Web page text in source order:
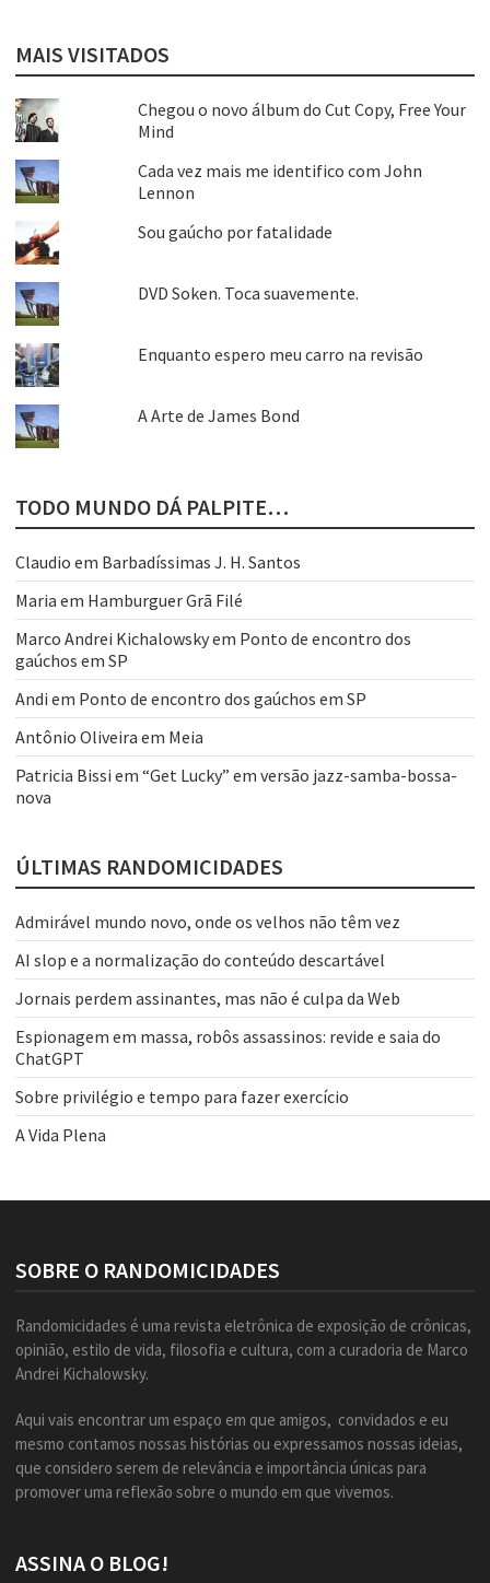
MAIS VISITADOS
Chegou o novo álbum do Cut Copy, Free Your
Mind
Cada vez mais me identifico com John
Lennon
Sou gaúcho por fatalidade
DVD Soken. Toca suavemente.
Enquanto espero meu carro na revisão
A Arte de James Bond
TODO MUNDO DÁ PALPITE…
Claudio em Barbadíssimas J. H. Santos
Maria em Hamburguer Grã Filé
Marco Andrei Kichalowskyem Ponto de encontro dos
gaúchos em SP
Andi em Ponto de encontro dos gaúchos em SP
Antônio Oliveira em Meia
Patricia Bissi em “Get Lucky” em versão jazz-samba-bossa-
nova
ÚLTIMAS RANDOMICIDADES
Admirável mundo novo, onde os velhos não têm vez
AI slop e a normalização do conteúdo descartável
Jornais perdem assinantes, mas não é culpa da Web
Espionagem em massa, robôs assassinos: revide e saia do
ChatGPT
Sobre privilégio e tempo para fazer exercício
A Vida Plena
SOBRE O RANDOMICIDADES
Randomicidades é uma revista eletrônica de exposição de crônicas,
opinião, estilo de vida, filosofia e cultura, com a curadoria de Marco
Andrei Kichalowsky.
Aqui vais encontrar um espaço em que amigos, convidados e eu
mesmo contamos nossas histórias ou expressamos nossas ideias,
que considero serem de relevância e importância únicas para
promover uma reflexão sobre o mundo em que vivemos.
ASSINA O BLOG!